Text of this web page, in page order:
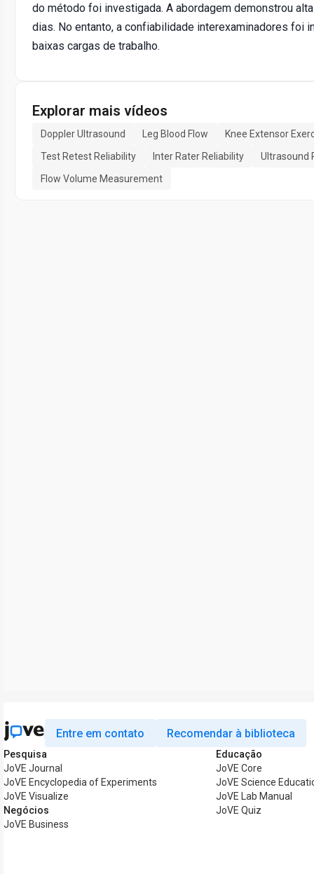
do método foi investigada. A abordagem demonstrou
dias. No entanto, a confiabilidade interexaminadores foi
baixas cargas de trabalho.
Explorar mais vídeos
Doppler Ultrasound Leg Blood Flow
Knee Extensor
Test Retest Reliability
Inter Rater Reliability
Ultrasound
Flow Volume Measurement
Entre em contato Recomendar à biblioteca
Pesquisa
JoVE Journal
JoVE Encyclopedia of Experiments
JoVE Visualize
Negócios
JoVE Business
Educação
JoVE Core
JoVE Science
JoVE Lab Manual
JoVE Quiz